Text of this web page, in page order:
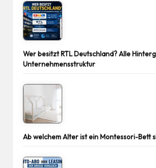
Wer besitzt RTL Deutschland? Alle
Unternehmensstruktur
Ab welchem Alter ist ein Montessori-Bett